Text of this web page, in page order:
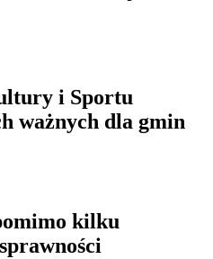
i Sportu
ważnych dla gmin
kilku